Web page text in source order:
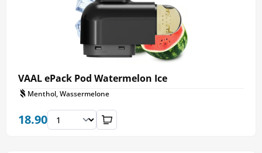
VAAL ePack Pod Watermelon Ice
Menthol, Wassermelone
18.90